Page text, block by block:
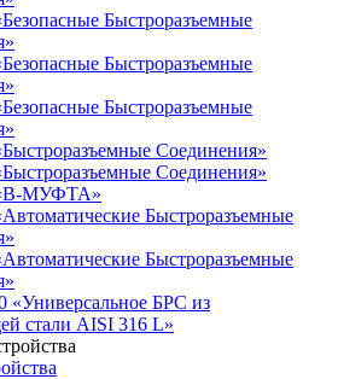
Быстроразъемные
Быстроразъемные
Быстроразъемные
Соединения»
Соединения»
МУФТА»
Быстроразъемные
Быстроразъемные
«Универсальное БРС из
стали AISI 316 L»